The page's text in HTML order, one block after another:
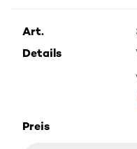
Art.
Details
Preis